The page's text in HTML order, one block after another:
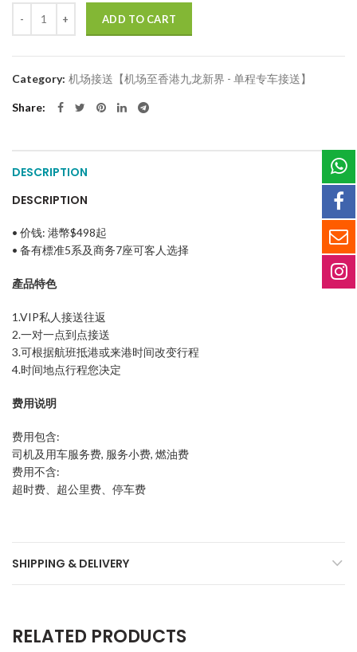
ADD TO CART
Category: 机场接送【机场至香港九龙新界 - 单程专车接送】
Share
DESCRIPTION
DESCRIPTION
• 价钱: 港幣$498起
• 备有標准5系及商务7座可客人选择
產品特色
1.VIP私人接送往返
2.一对一点到点接送
3.可根据航班抵港或来港时间改变行程
4.时间地点行程您决定
费用说明
费用包含:
司机及用车服务费, 服务小费, 燃油费
费用不含:
超时费、超公里费、停车费
SHIPPING & DELIVERY
RELATED PRODUCTS